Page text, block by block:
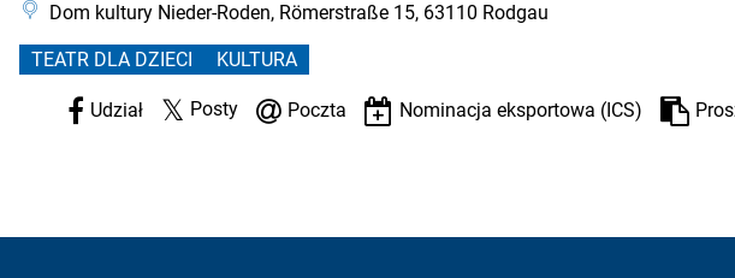
Dom kultury Nieder-Roden, Römerstraße 15, 63110 Rodgau
TEATR DLA DZIECI KULTURA
Udział Posty Poczta Nominacja eksportowa (ICS)